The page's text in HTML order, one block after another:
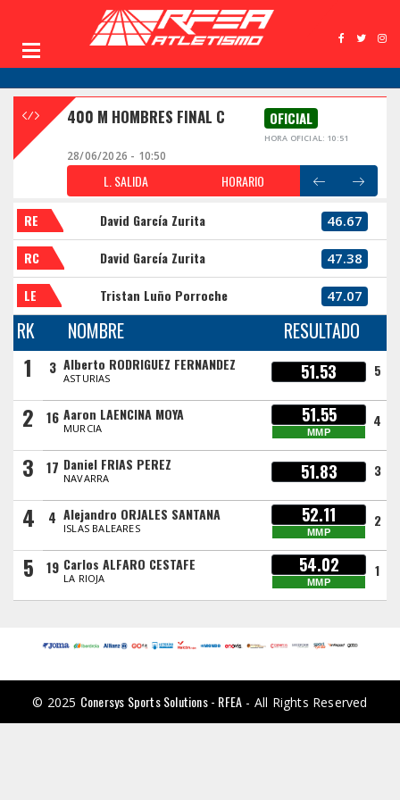
400 M HOMBRES FINAL C OFICIAL
HORA OFICIAL: 10:51
28/06/2026 - 10:50
L. SALIDA HORARIO
RE David García Zurita 46.67
RC David García Zurita 47.38
LE Tristan Luño Porroche 47.07
RK NOMBRE RESULTADO
1 3 Alberto RODRIGUEZ FERNANDEZ
ASTURIAS 51.53 5
2 16 Aaron LAENCINA MOYA
MURCIA
51.55
MMP
4
3 17 Daniel FRIAS PEREZ
NAVARRA 51.83 3
4 4 Alejandro ORJALES SANTANA
ISLAS BALEARES
52.11
MMP
2
5 19 Carlos ALFARO CESTAFE
LA RIOJA
54.02
MMP
1
© 2025 Conersys Sports Solutions - RFEA - All Rights Reserved